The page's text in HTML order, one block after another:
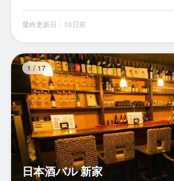
最終更新日：10日前
1 / 17
日本酒バル 新家